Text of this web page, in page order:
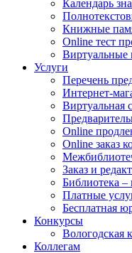
Календарь
Книжные
Online тест
Виртуальные
Услуги
Перечень
Интернет-
Виртуальная
Online
Online заказ
Заказ и
Библиотека –
Платные
Бесплатная
Конкурсы
Вологодская
Коллегам